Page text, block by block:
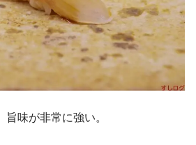
味が非常に強い。